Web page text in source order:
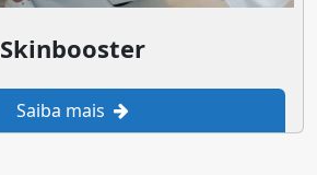
Skinbooster
Saiba mais